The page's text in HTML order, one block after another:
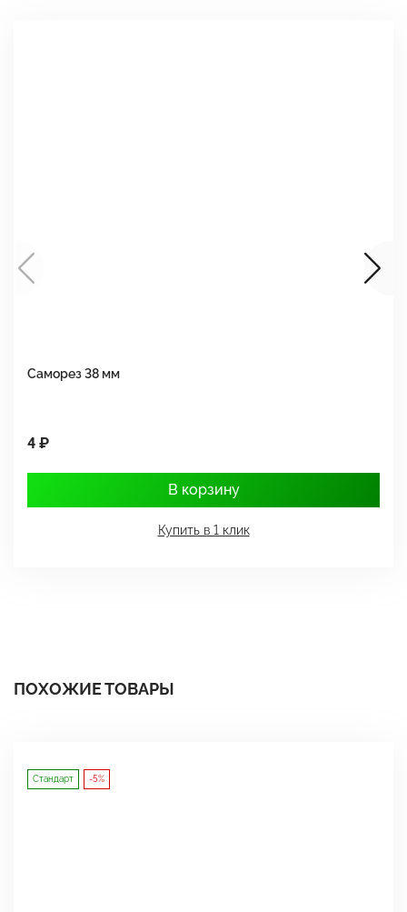
Саморез 38 мм
4 ₽
В корзину
Купить в 1 клик
ПОХОЖИЕ ТОВАРЫ
Стандарт -5%